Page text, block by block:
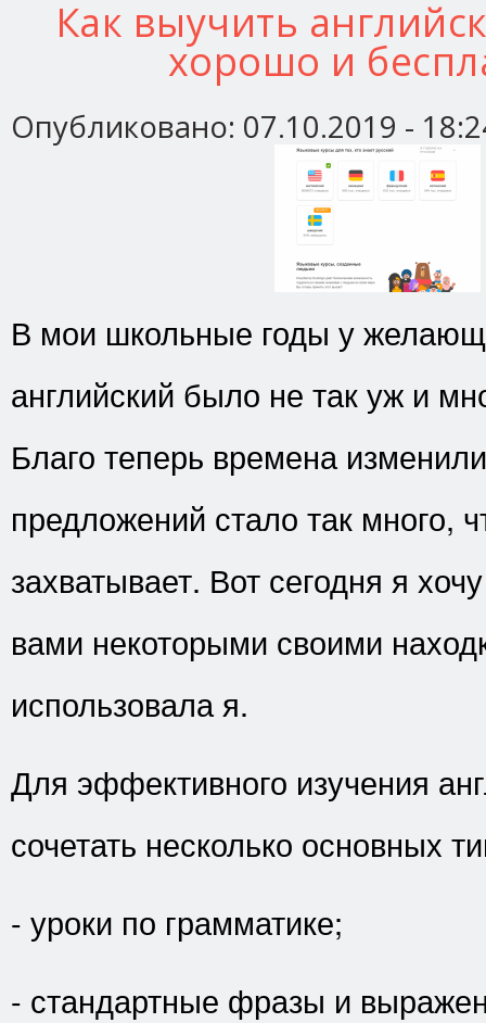
Как выучить
хорошо и
Опубликовано: 07.10.2019 -
В мои школьные годы у
английский было не так уж и
Благо теперь времена
предложений стало так много,
захватывает. Вот сегодня я
вами некоторыми своими
использовала я.
Для эффективного изучения
сочетать несколько основных
- уроки по грамматике;
- стандартные фразы и